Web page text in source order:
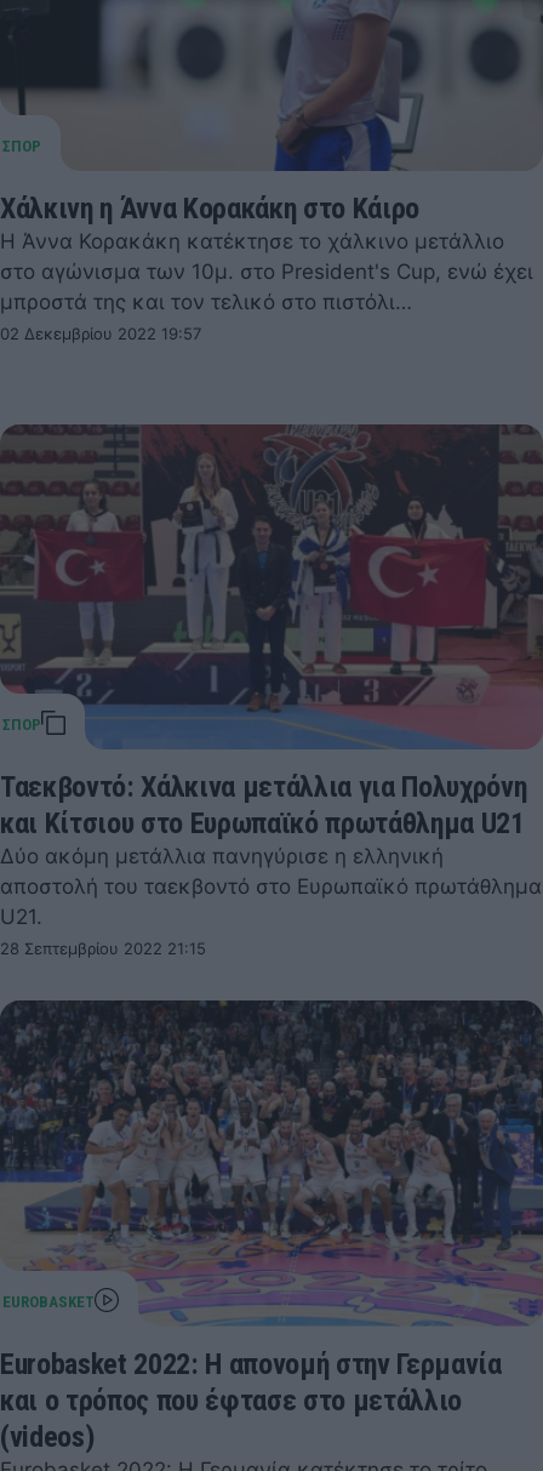
Χάλκινη η Άννα Κορακάκη στο Κάιρο
Η Άννα Κορακάκη κατέκτησε το χάλκινο μετάλλιο
στο αγώνισμα των 10μ. στο President's Cup, ενώ έχει
μπροστά της και τον τελικό στο πιστόλι…
02 Δεκεμβρίου 2022 19:57
Ταεκβοντό: Χάλκινα μετάλλια για Πολυχρόνη
και Κίτσιου στο Ευρωπαϊκό πρωτάθλημα U21
Δύο ακόμη μετάλλια πανηγύρισε η ελληνική
αποστολή του ταεκβοντό στο Ευρωπαϊκό πρωτάθλημα
U21.
28 Σεπτεμβρίου 2022 21:15
Eurobasket 2022: Η απονομή στην Γερμανία
και ο τρόπος που έφτασε στο μετάλλιο
(videos)